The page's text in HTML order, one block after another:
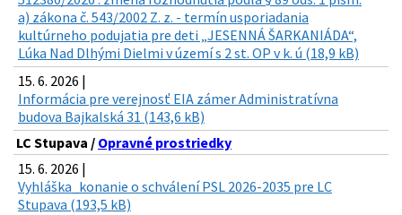
a) zákona č. 543/2002 Z. z. - termín usporiadania
kultúrneho podujatia pre deti „JESENNÁ ŠARKANIÁDA“,
Lúka Nad Dlhými Dielmi v území s 2 st. OP v k. ú (18,9 kB)
15. 6. 2026 |
Informácia pre verejnosť EIA zámer Administratívna
budova Bajkalská 31 (143,6 kB)
LC Stupava / Opravné prostriedky
15. 6. 2026 |
Vyhláška_konanie o schválení PSL 2026-2035 pre LC
Stupava (193,5 kB)